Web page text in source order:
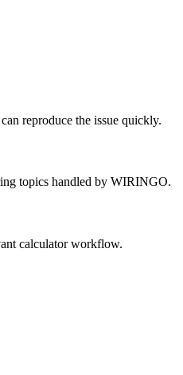
reproduce the issue quickly.
topics handled by WIRINGO.
calculator workflow.